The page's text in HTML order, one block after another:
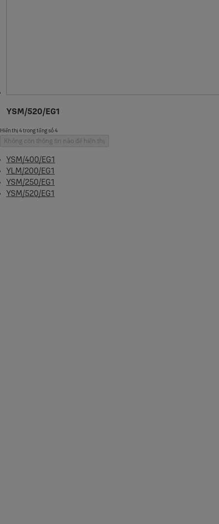
YSM/520/EG1
Hiển thị 4 trong tổng số 4
Không còn thông tin nào để hiển thị
YSM/400/EG1
YLM/200/EG1
YSM/250/EG1
YSM/520/EG1